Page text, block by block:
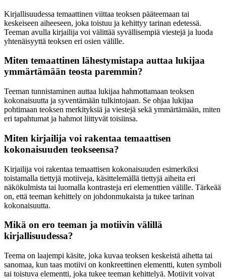
Kirjallisuudessa temaattinen viittaa teoksen pääteemaan tai
keskeiseen aiheeseen, joka toistuu ja kehittyy tarinan edetessä.
Teeman avulla kirjailija voi välittää syvällisempiä viestejä ja luoda
yhtenäisyyttä teoksen eri osien välille.
Miten temaattinen lähestymistapa auttaa lukijaa
ymmärtämään teosta paremmin?
Teeman tunnistaminen auttaa lukijaa hahmottamaan teoksen
kokonaisuutta ja syventämään tulkintojaan. Se ohjaa lukijaa
pohtimaan teoksen merkityksiä ja viestejä sekä ymmärtämään, miten
eri tapahtumat ja hahmot liittyvät toisiinsa.
Miten kirjailija voi rakentaa temaattisen
kokonaisuuden teokseensa?
Kirjailija voi rakentaa temaattisen kokonaisuuden esimerkiksi
toistamalla tiettyjä motiiveja, käsittelemällä tiettyjä aiheita eri
näkökulmista tai luomalla kontrasteja eri elementtien välille. Tärkeää
on, että teeman kehittely on johdonmukaista ja tukee tarinan
kokonaisuutta.
Mikä on ero teeman ja motiivin välillä
kirjallisuudessa?
Teema on laajempi käsite, joka kuvaa teoksen keskeistä aihetta tai
sanomaa, kun taas motiivi on konkreettinen elementti, kuten symboli
tai toistuva elementti, joka tukee teeman kehittelyä. Motiivit voivat